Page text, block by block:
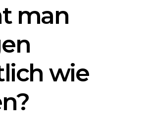
man
wie